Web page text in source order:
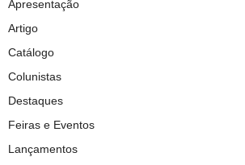
Apresentação
Artigo
Catálogo
Colunistas
Destaques
Feiras e Eventos
Lançamentos